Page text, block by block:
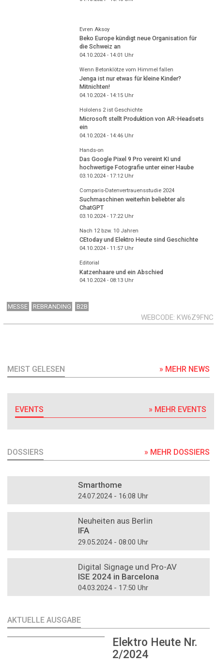
Evren Aksoy
Beko Europe kündigt neue Organisation für
die Schweiz an
04.10.2024 - 14:01 Uhr
Wenn Betonklötze vom Himmel fallen
Jenga ist nur etwas für kleine Kinder?
Mitnichten!
04.10.2024 - 14:15Uhr
Hololens 2 ist Geschichte
Microsoft stellt Produktion von AR-Headsets
ein
04.10.2024 - 14:46Uhr
Hands-on
Das Google Pixel 9 Pro vereint KI und
hochwertige Fotografie unter einer Haube
03.10.2024 - 17:12Uhr
Comparis-Datenvertrauensstudie 2024
Suchmaschinen weiterhin beliebter als
ChatGPT
03.10.2024 - 17:22Uhr
Nach 12 bzw. 10 Jahren
CEtoday und Elektro Heute sind Geschichte
04.10.2024 - 11:57Uhr
Editorial
Katzenhaare und ein Abschied
04.10.2024 - 08:13Uhr
MESSE REBRANDING B2B
WEBCODE KW6Z9FNC
MEIST GELESEN » MEHR NEWS
EVENTS » MEHR EVENTS
DOSSIERS » MEHR DOSSIERS
Smarthome
24.07.2024 - 16:08 Uhr
Neuheiten aus Berlin
IFA
29.05.2024 - 08:00 Uhr
Digital Signage und Pro-AV
ISE 2024 in Barcelona
04.03.2024 - 17:50 Uhr
AKTUELLE AUSGABE
Elektro Heute Nr.
2/2024